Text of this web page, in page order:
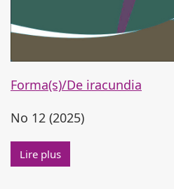
Forma(s)/De iracundia
No 12 (2025)
Lire plusLire plus à propos de